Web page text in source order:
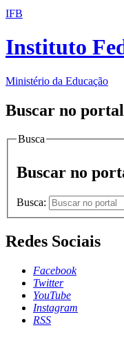
IFB
Instituto
Ministério da Educação
Buscar no portal
Busca
Buscar no
Busca:
Redes Sociais
Facebook
Twitter
YouTube
Instagram
RSS